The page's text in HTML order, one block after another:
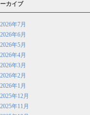
カイブ
2026年7月
2026年6月
2026年5月
2026年4月
2026年3月
2026年2月
2026年1月
2025年12月
2025年11月